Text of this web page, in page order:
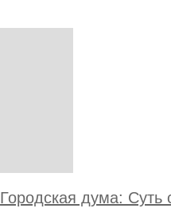
Городская дума: Суть